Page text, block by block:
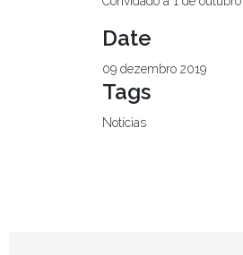
Date
09 dezembro 2019
Tags
Notícias